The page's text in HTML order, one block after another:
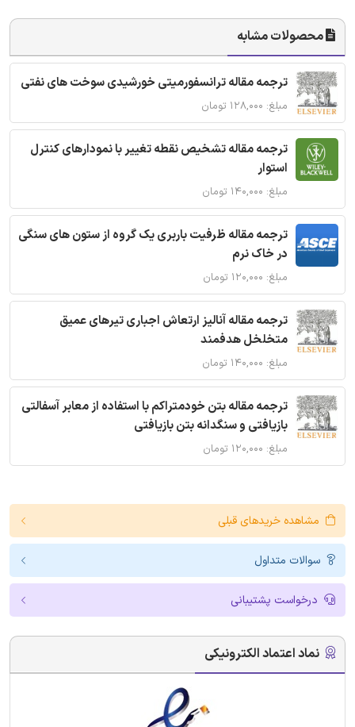
محصولات مشابه
ترجمه مقاله ترانسفورمیتی خورشیدی سوخت های نفتی
مبلغ: ۱۲۸,۰۰۰ تومان
ترجمه مقاله تشخیص نقطه تغییر با نمودارهای کنترل
استوار
مبلغ: ۱۴۰,۰۰۰ تومان
ترجمه مقاله ظرفیت باربری یک گروه از ستون های سنگی
در خاک نرم
مبلغ: ۱۲۰,۰۰۰ تومان
ترجمه مقاله آنالیز ارتعاش اجباری تیرهای عمیق
متخلخل هدفمند
مبلغ: ۱۴۰,۰۰۰ تومان
ترجمه مقاله بتن خودمتراکم با استفاده از معابر آسفالتی
بازیافتی و سنگدانه بتن بازیافتی
مبلغ: ۱۲۰,۰۰۰ تومان
مشاهده خریدهای قبلی
سوالات متداول
درخواست پشتیبانی
نماد اعتماد الکترونیکی